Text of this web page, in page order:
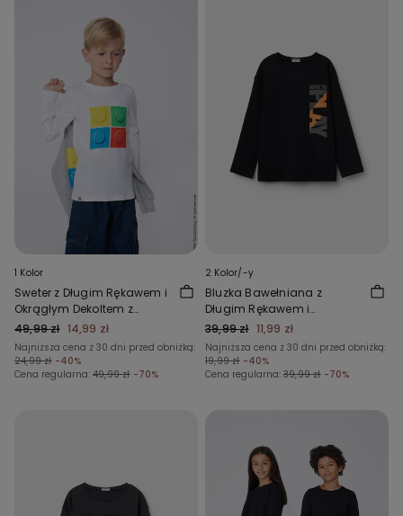
1 Kolor
Sweter z Długim Rękawem i
Okrągłym Dekoltem z
Bawełny Lego
49,99 zł 14,99 zł
Najniższa cena z 30 dni przed obniżką:
24,99 zł -40%
Cena regularna: 49,99 zł -70%
2 Kolor/-y
Bluzka Bawełniana z
Długim Rękawem i
Nadrukiem
39,99 zł 11,99 zł
Najniższa cena z 30 dni przed obniżką:
19,99 zł -40%
Cena regularna: 39,99 zł -70%